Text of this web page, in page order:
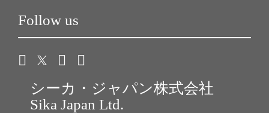
Follow us
シーカ・ジャパン株式会社
Sika Japan Ltd.